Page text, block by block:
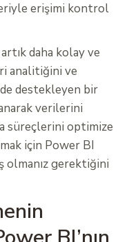
erişimi kontrol
daha kolay ve
analitiğini ve
destekleyen bir
verilerini
süreçlerini optimize
için Power BI
olmanız gerektiğini